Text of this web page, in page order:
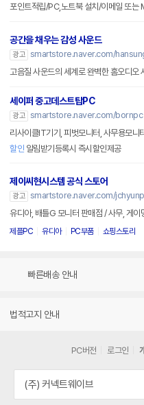
포인트적립/PC,노트북 설치/이메일 또는
공간을 채우는 감성 사운드
광고 smartstore.naver.com/
고음질 사운드의 세계로 완벽한 홈오디오
세이퍼 중고데스트탑PC
광고 smartstore.naver.com/bornpc
할인 알림받기등록시 즉시할인제공
제이씨현시스템 공식 스토어
광고 smartstore.naver.com/
유디아, 배틀G 모니터 판매점 / 사무, 게이
제플PC 유디아 PC부품 쇼핑스토리
빠른배송 안내
법적고지 안내
PC버전 로그인
(주) 커넥트웨이브